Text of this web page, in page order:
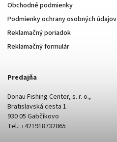
Obchodné podmienky
Podmienky ochrany osobných údajov
Reklamačný poriadok
Reklamačný formulár
Predajňa
Donau Fishing Center, s. r. o.,
Bratislavská cesta 1
930 05 Gabčíkovo
Tel.: +421918732065